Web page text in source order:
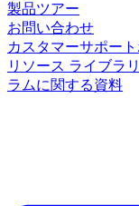
製品ツアー
お問い合わせ
カスタマーサポー
リソース ライブラリ
ラムに関する資料